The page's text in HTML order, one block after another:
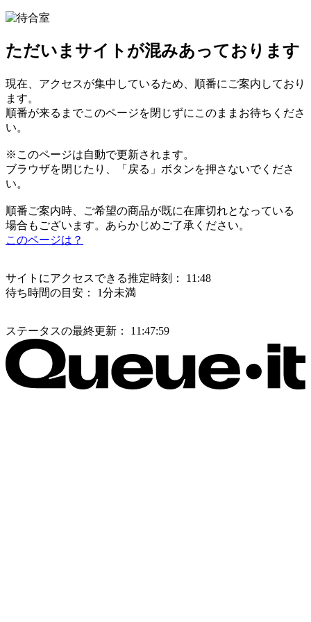
ただいまサイトが混みあっております
現在、アクセスが集中しているため、順番にご案内しており
ます。
順番が来るまでこのページを閉じずにこのままお待ちくださ
い。
※このページは自動で更新されます。
ブラウザを閉じたり、「戻る」ボタンを押さないでくださ
い。
順番ご案内時、ご希望の商品が既に在庫切れとなっている
場合もございます。あらかじめご了承ください。
このページは？
サイトにアクセスできる推定時刻：
11:48
待ち時間の目安：
1分未満
ステータスの最終更新： 11:47:59